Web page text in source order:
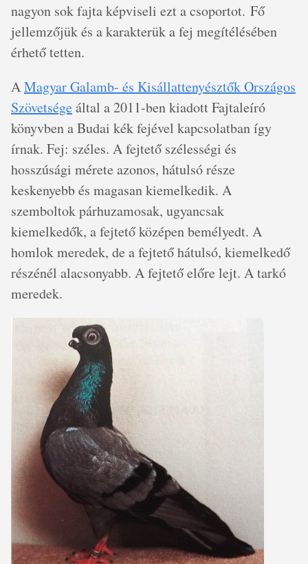
nagyon sok fajta képviseli ezt a csoportot. Fő
jellemzőjük és a karakterük a fej megítélésében
érhető tetten.
AMagyar Galamb- és Kisállattenyésztők Országos
Szövetségeáltal a 2011-ben kiadott Fajtaleíró
könyvben a Budai kék fejével kapcsolatban így
írnak. Fej: széles. A fejtető szélességi és
hosszúsági mérete azonos, hátulsó része
keskenyebb és magasan kiemelkedik. A
szemboltok párhuzamosak, ugyancsak
kiemelkedők, a fejtető középen bemélyedt. A
homlok meredek, de a fejtető hátulsó, kiemelkedő
részénél alacsonyabb. A fejtető előre lejt. A tarkó
meredek.